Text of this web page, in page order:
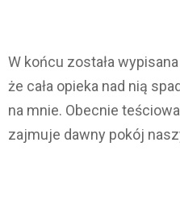
W końcu została
że cała opieka nad nią
na mnie. Obecnie
zajmuje dawny pokój